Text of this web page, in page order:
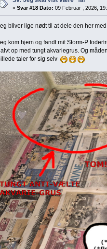
« Svar #18 Dato: 09 Februar , 2026,
bliver lige nødt til at dele den her med
kom hjem og fandt mit Storm-P
op med tungt akvariegrus. Og
taler for sig selv